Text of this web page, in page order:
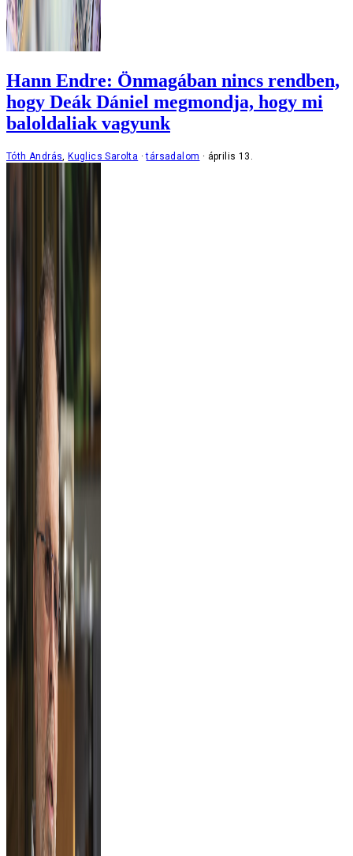
Hann Endre: Önmagában nincs rendben,
hogy Deák Dániel megmondja, hogy mi
baloldaliak vagyunk
Tóth András, Kuglics Sarolta társadalom április 13.